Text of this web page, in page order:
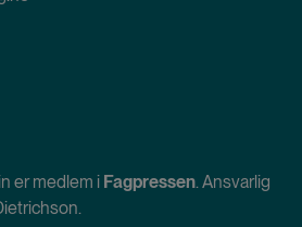
er medlem i Fagpressen. Ansvarlig